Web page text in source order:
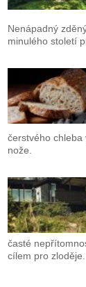
Nenápadný
minulého století
čerstvého chleba
nože.
časté
cílem pro zloděje.